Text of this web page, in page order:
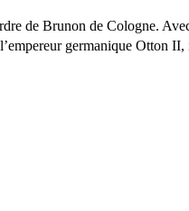
de Brunon de Cologne.
germanique Otton